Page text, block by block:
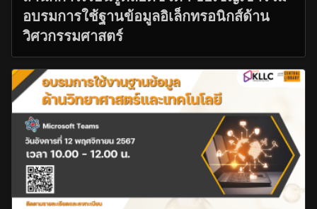
อบรมการใช้ฐานข้อมูลอิเล็กทรอนิกส์ด้าน
วิศวกรรมศาสตร์